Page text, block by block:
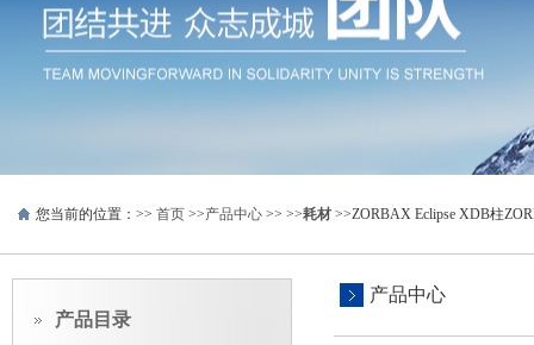
您当前的位置：>> 首页 >>产品中心 >> >>耗材 >>ZORBAX Eclipse XDB柱
产品目录
产品中心